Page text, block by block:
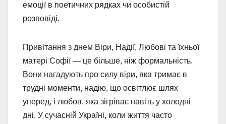
емоції в поетичних рядках чи особистій
розповіді.
Привітання з днем Віри, Надії, Любові та їхньої
матері Софії — це більше, ніж формальність.
Вони нагадують про силу віри, яка тримає в
трудні моменти, надію, що освітлює шлях
уперед, і любов, яка зігріває навіть у холодні
дні. У сучасній Україні, коли життя часто